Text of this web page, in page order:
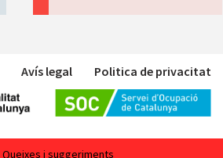
Avís legal Politica de privacitat
Queixes i suggeriments